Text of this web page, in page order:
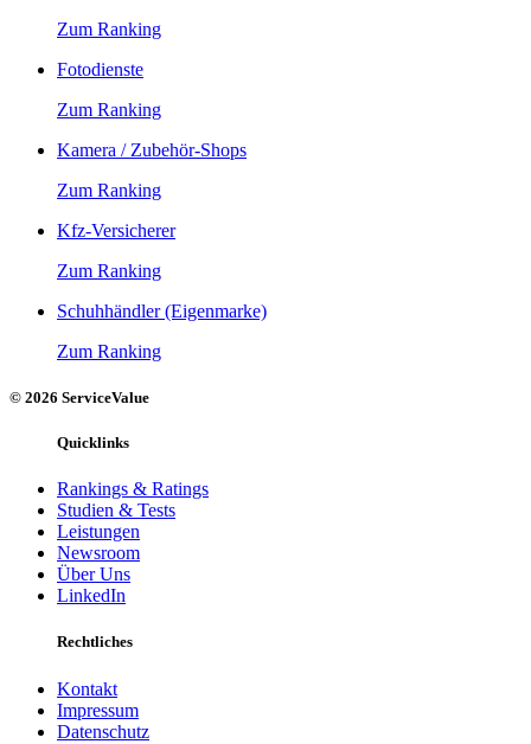
Zum Ranking
Fotodienste
Zum Ranking
Kamera / Zubehör-Shops
Zum Ranking
Kfz-Versicherer
Zum Ranking
Schuhhändler (Eigenmarke)
Zum Ranking
© 2026 ServiceValue
Quicklinks
Rankings & Ratings
Studien & Tests
Leistungen
Newsroom
Über Uns
LinkedIn
Rechtliches
Kontakt
Impressum
Datenschutz